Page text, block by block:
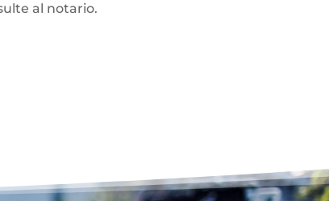
al notario.